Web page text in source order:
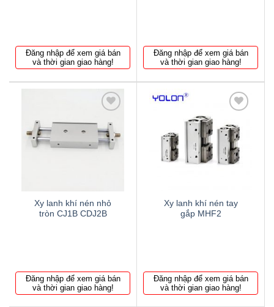
Đăng nhập để xem giá bán
và thời gian giao hàng!
Đăng nhập để xem giá bán
và thời gian giao hàng!
Thêm
to
wishlist
Xy lanh khí nén nhỏ
tròn CJ1B CDJ2B
Đăng nhập để xem giá bán
và thời gian giao hàng!
Thêm
to
wishlist
Xy lanh khí nén tay
gắp MHF2
Đăng nhập để xem giá bán
và thời gian giao hàng!